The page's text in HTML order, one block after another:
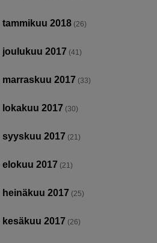
tammikuu 2018 (26)
joulukuu 2017 (41)
marraskuu 2017 (33)
lokakuu 2017 (30)
syyskuu 2017 (21)
elokuu 2017 (21)
heinäkuu 2017 (25)
kesäkuu 2017 (26)